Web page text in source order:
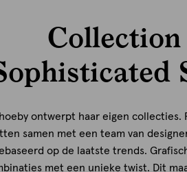
Collection
ontwerpt haar eigen collecties.
samen met een team van
op de laatste trends.
met een unieke twist. Dit